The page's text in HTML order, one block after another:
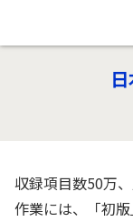
収録項目数50万
作業には、「初